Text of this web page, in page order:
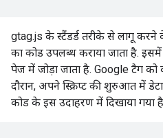
gtag.js के स्टैंडर्ड तरीके से लागू
का कोड उपलब्ध कराया जाता है.
पेज में जोड़ा जाता है. Google टैग
दौरान, अपने स्क्रिप्ट की शुरुआत में
कोड के इस उदाहरण में दिखाया गया